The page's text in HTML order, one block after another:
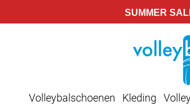
SUMMER
Volleybalschoenen Kleding